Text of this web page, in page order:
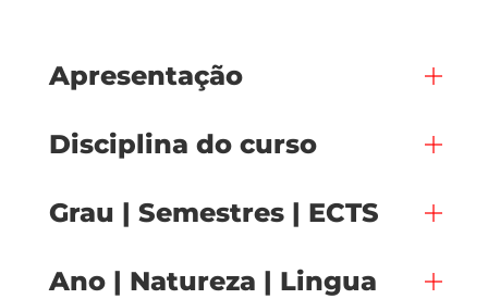
Apresentação
Disciplina do curso
Grau | Semestres | ECTS
Ano | Natureza | Lingua